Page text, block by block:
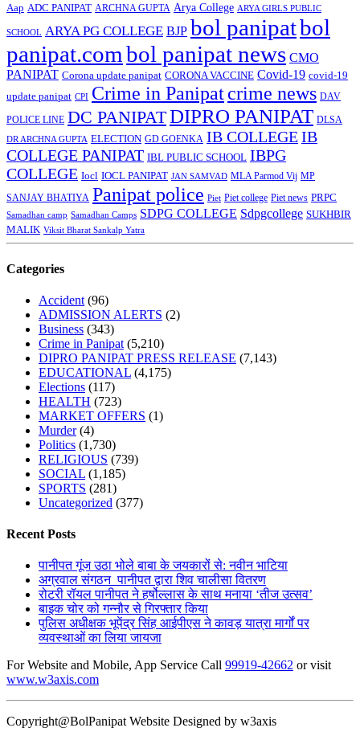
Aap ADC PANIPAT ARCHNA GUPTA Arya College ARYA GIRLS PUBLIC
SCHOOL ARYA PG COLLEGE BJP bol panipatbol
panipat.combol panipat news CMO
PANIPAT Corona update panipat CORONA VACCINE Covid-19 covid-19
update panipat CPI Crime in Panipatcrime news DAV
POLICE LINE DC PANIPATDIPRO PANIPAT DLSA
DR ARCHNA GUPTA ELECTION GD GOENKA IB COLLEGEIB
COLLEGE PANIPAT IBL PUBLIC SCHOOL IBPG
COLLEGE Iocl IOCL PANIPAT JAN SAMVAD MLA Parmod Vij MP
SANJAY BHATIYA Panipat police Piet Piet college Piet news PRPC
Samadhan camp Samadhan Camps SDPG COLLEGE Sdpgcollege SUKHBIR
MALIK Viksit Bharat Sankalp Yatra
Categories
Accident (96)
ADMISSION ALERTS (2)
Business (343)
Crime in Panipat (5,210)
DIPRO PANIPAT PRESS RELEASE (7,143)
EDUCATIONAL (4,175)
Elections (117)
HEALTH (723)
MARKET OFFERS (1)
Murder(4)
Politics (1,730)
RELIGIOUS (739)
SOCIAL (1,185)
SPORTS (281)
Uncategorized (377)
Recent Posts
पानीपत गूंज उठा भोले बाबा के जयकारों से: नवीन भाटिया
अग्रवाल संगठन पानीपत द्वारा शिव चालीसा वितरण
रोटरी रॉयल पानीपत ने हर्षोल्लास के साथ मनाया ‘तीज उत्सव’
बाइक चोर को गन्नौर से गिरफ्तार किया
पुलिस अधीक्षक भूपेंद्र सिंह आईपीएस ने कावड़ यात्रा मार्गों पर
व्यवस्थाओं का लिया जायजा
For Website and Mobile, App Service Call 99919-42662 or visit
www.w3axis.com
Copyright@BolPanipat Website Designed by w3axis